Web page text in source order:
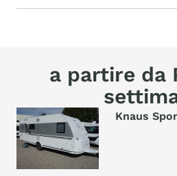
a partire da
Knaus